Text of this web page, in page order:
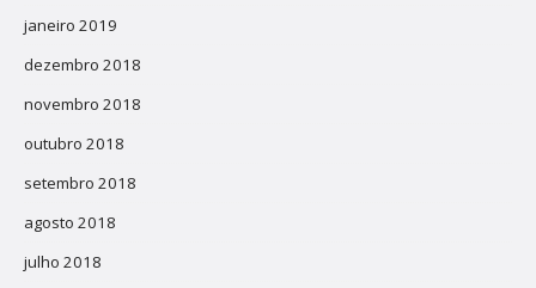
janeiro 2019
dezembro 2018
novembro 2018
outubro 2018
setembro 2018
agosto 2018
julho 2018